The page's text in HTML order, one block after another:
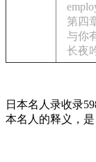
第四
与你
长夜
日本名人录收录
本名人的释义，